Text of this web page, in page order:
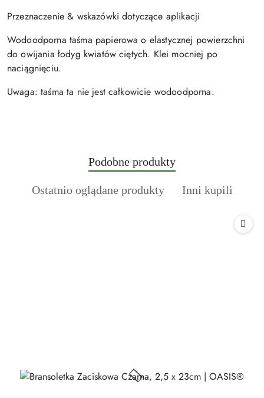
Przeznaczenie & wskazówki dotyczące aplikacji
Wodoodporna taśma papierowa o elastycznej powierzchni
do owijania łodyg kwiatów ciętych. Klei mocniej po
naciągnięciu.
Uwaga: taśma ta nie jest całkowicie wodoodporna.
Pomiń karuzelę produktów
Produkty
o
statusie:
Podobne produkty
Produkty
Ostatnio oglądane produkty
Produkty
Inni kupili